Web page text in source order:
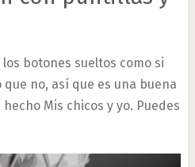
botones sueltos como si
no, así que es una buena
Mis chicos y yo. Puedes